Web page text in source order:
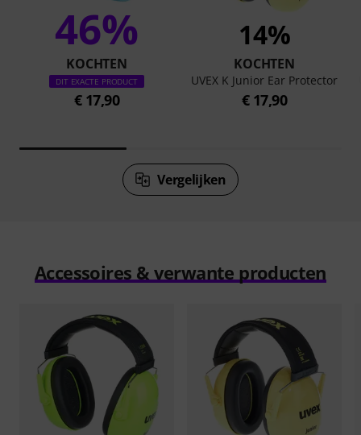
46%
KOCHTEN
DIT EXACTE PRODUCT
€ 17,90
14%
KOCHTEN
UVEX K Junior Ear Protector
€ 17,90
Vergelijken
Accessoires & verwante producten